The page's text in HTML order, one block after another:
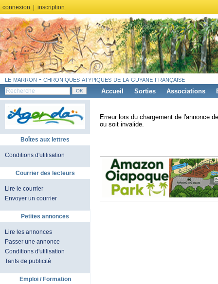
connexion inscription
le marron - chroniques atypiques de la guyane française
Accueil Sorties Associations
Boîtes aux lettres
Conditions d'utilisation
Courrier des lecteurs
Lire le courrier
Envoyer un courrier
Petites annonces
Lire les annonces
Passer une annonce
Conditions d'utilisation
Tarifs de publicité
Emploi / Formation
Erreur lors du chargement de l'annonce
ou soit invalide.